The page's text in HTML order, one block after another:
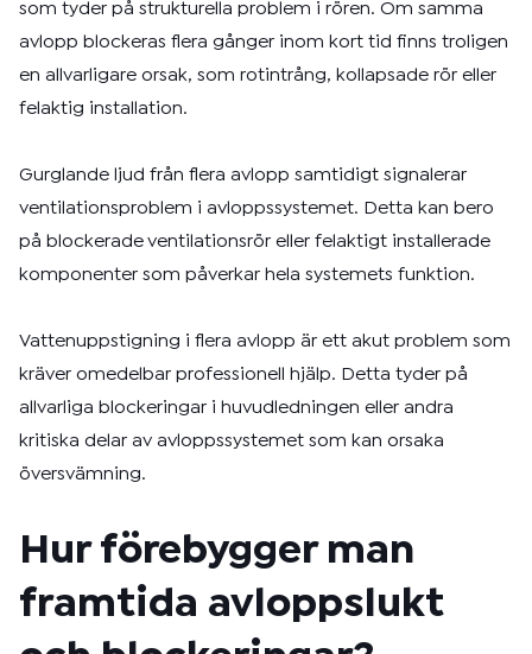
som tyder på strukturella problem i rören. Om samma
avlopp blockeras flera gånger inom kort tid finns troligen
en allvarligare orsak, som rotintrång, kollapsade rör eller
felaktig installation.
Gurglande ljud från flera avlopp samtidigt signalerar
ventilationsproblem i avloppssystemet. Detta kan bero
på blockerade ventilationsrör eller felaktigt installerade
komponenter som påverkar hela systemets funktion.
Vattenuppstigning i flera avlopp är ett akut problem som
kräver omedelbar professionell hjälp. Detta tyder på
allvarliga blockeringar i huvudledningen eller andra
kritiska delar av avloppssystemet som kan orsaka
översvämning.
Hur förebygger man
framtida avloppslukt